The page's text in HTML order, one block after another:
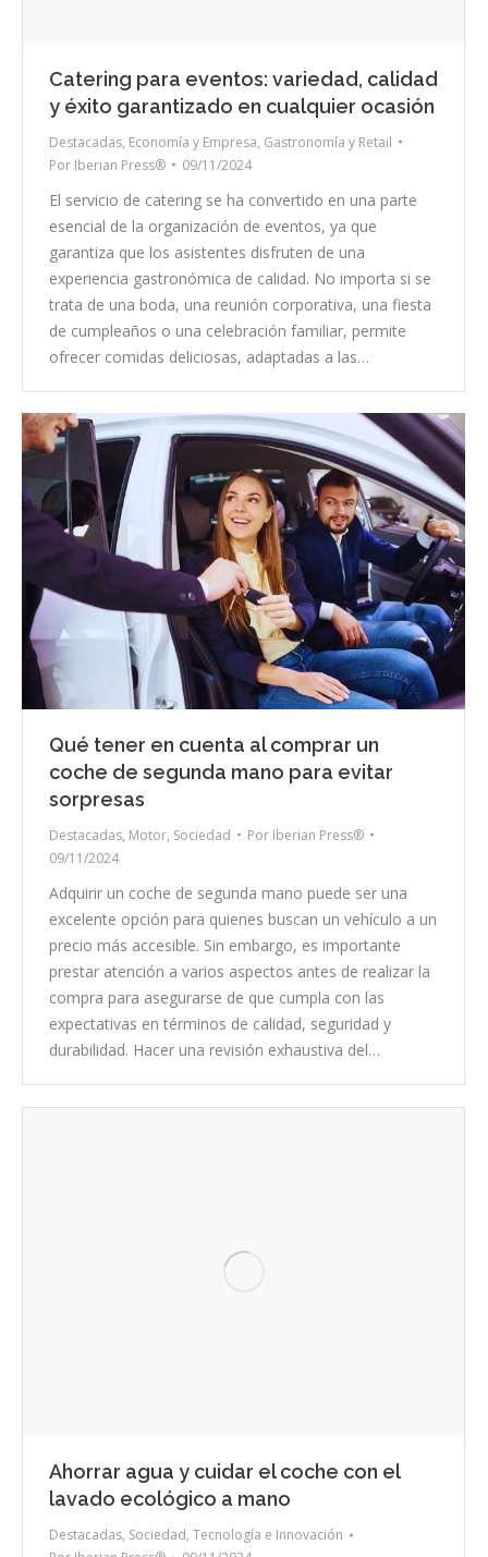
Catering para eventos: variedad, calidad
y éxito garantizado en cualquier ocasión
Destacadas, Economía y Empresa, Gastronomía y Retail
Por Iberian Press® 09/11/2024
El servicio de catering se ha convertido en una parte
esencial de la organización de eventos, ya que
garantiza que los asistentes disfruten de una
experiencia gastronómica de calidad. No importa si se
trata de una boda, una reunión corporativa, una fiesta
de cumpleaños o una celebración familiar, permite
ofrecer comidas deliciosas, adaptadas a las…
Qué tener en cuenta al comprar un
coche de segunda mano para evitar
sorpresas
Destacadas, Motor, Sociedad Por Iberian Press®
09/11/2024
Adquirir un coche de segunda mano puede ser una
excelente opción para quienes buscan un vehículo a un
precio más accesible. Sin embargo, es importante
prestar atención a varios aspectos antes de realizar la
compra para asegurarse de que cumpla con las
expectativas en términos de calidad, seguridad y
durabilidad. Hacer una revisión exhaustiva del…
Ahorrar agua y cuidar el coche con el
lavado ecológico a mano
Destacadas, Sociedad, Tecnología e Innovación